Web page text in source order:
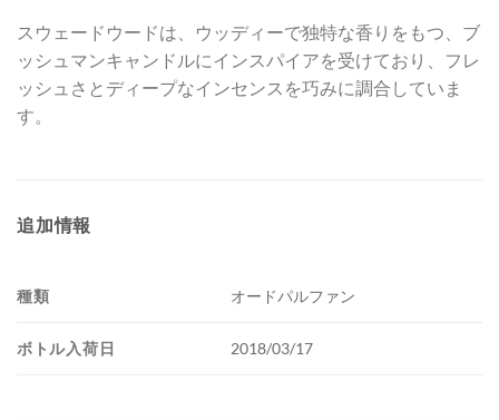
スウェードウードは、ウッディーで独特な香りをもつ、ブ
ッシュマンキャンドルにインスパイアを受けており、フレ
ッシュさとディープなインセンスを巧みに調合していま
す。
追加情報
種類 オードパルファン
ボトル入荷日 2018/03/17